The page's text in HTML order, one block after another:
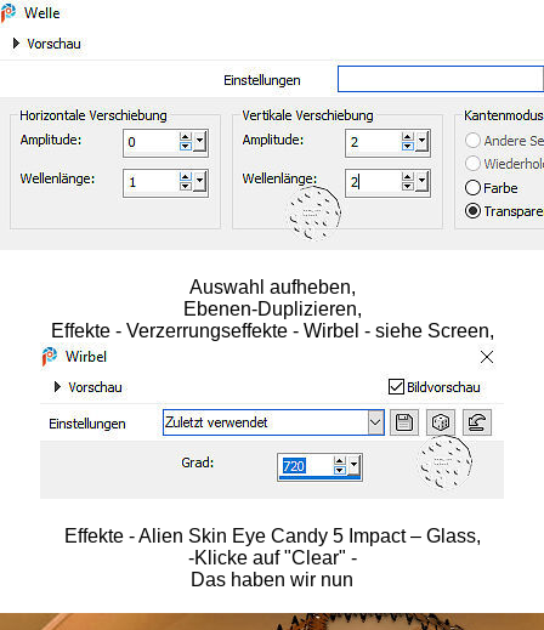
Auswahl aufheben,
Ebenen-Duplizieren,
Effekte - Verzerrungseffekte - Wirbel - siehe Screen,
Effekte - Alien Skin Eye Candy 5 Impact – Glass,
-Klicke auf "Clear" -
Das haben wir nun